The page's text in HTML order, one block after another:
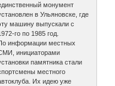
монумент
в Ульяновске, где
машину выпускали с
го по 1985 год.
информации местных
инициаторами
памятника стали
местного
Их идею уже